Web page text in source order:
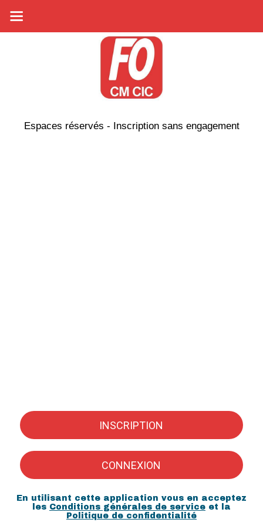
Espaces réservés - Inscription sans engagement
INSCRIPTION
CONNEXION
En utilisant cette application vous en acceptez
les Conditions générales de service et la
Politique de confidentialité